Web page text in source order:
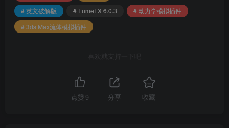
添加到 NodeWorks 窗口标题禁用/交互/缓存状态。
方向节点添加了预定义的对齐矢量、X、Y、Z、速度
显示节点以/秒和/帧为单位显示速度。
# 英文破解版
# FumeFX 6.0.3
# 动力学模拟插件
# 3ds Max流体模拟插件
喜欢就支持一下吧
点赞 9 分享 收藏